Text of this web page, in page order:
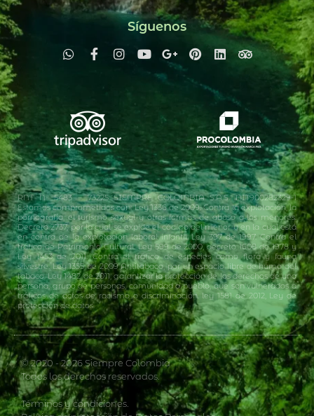
Síguenos
RNT N° 5483 – 73225 SIEMPRE COLOMBIA S.A.S. NIT900282329-1
Estamos comprometidos con: Ley 1336 de 2009. Contra la explotación, la
pornografía, el turismo sexual y otras formas de abuso a los menores.
Decreto 2737, por la cual se expide el código del menor y en la cual está
en contra de la explotación laboral infantil. Ley 397 de 1997. Contra el
tráfico de Patrimonio Cultural. Ley 599 de 2000, decreto 1608 de 1978 y
Ley 1453 de 2011. Contra el tráfico de especies como flora y fauna
silvestre. Ley 1335 de 2009 Antitabaco, por un espacio libre de humo del
tabaco. Ley 1482 de 2011, garantizar la protección de los derechos de una
persona, grupo de personas, comunidad o pueblo, que son vulnerados a
tráficos de actos de racismo o discriminación. ley 1581 de 2012, Ley de
protección de datos.
© 2020 - 2026 Siempre Colombia
Todos los derechos reservados.
Términos y condiciones.